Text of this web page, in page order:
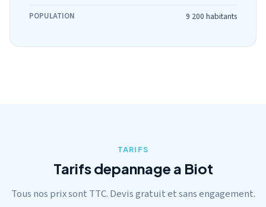
POPULATION 9 200 habitants
TARIFS
Tarifs depannage a Biot
Tous nos prix sont TTC. Devis gratuit et sans engagement.